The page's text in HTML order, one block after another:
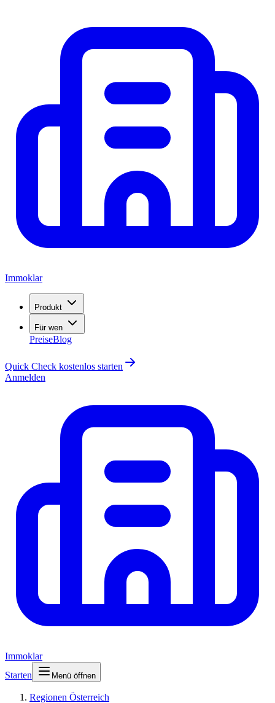
Immoklar
Produkt
Für wen
PreiseBlog
Quick Check kostenlos starten
Anmelden
Immoklar
Starten
Menü öffnen
Regionen Österreich